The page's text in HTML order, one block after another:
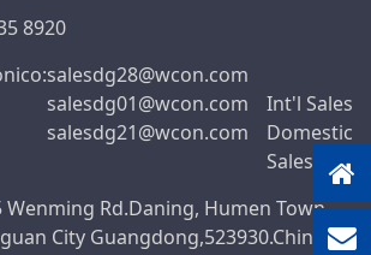
8920
salesdg28@wcon.com
salesdg01@wcon.com
Int'l Sales
salesdg21@wcon.com
Domestic
Sales
Wenming Rd.Daning, Humen Town,
City Guangdong,523930.China